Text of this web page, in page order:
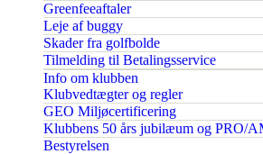
Greenfeeaftaler
Leje af buggy
Skader fra golfbolde
Tilmelding til Betalingsservice
Info om klubben
Klubvedtægter og regler
GEO Miljøcertificering
Klubbens 50 års jubilæum og PRO/
Bestyrelsen